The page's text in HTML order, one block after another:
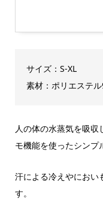
サイズ：S-XL
素材：ポリエステ
人の体の水蒸気を吸
モ機能を使ったシンプ
汗による冷えやにおい
す。